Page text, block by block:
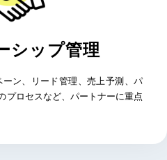
シップ管理
ン、リード管理、売上予測、パ
プロセスなど、パートナーに重点